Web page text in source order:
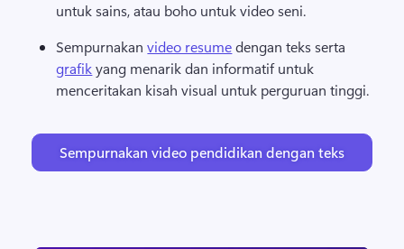
untuk sains, atau boho untuk video seni.
Sempurnakan video resume dengan teks serta
grafik yang menarik dan informatif untuk
menceritakan kisah visual untuk perguruan tinggi.
Sempurnakan video pendidikan dengan teks